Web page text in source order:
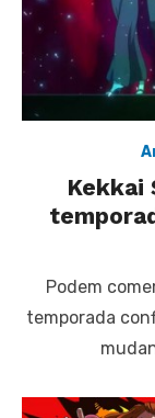
Kekkai
Podem
temporada